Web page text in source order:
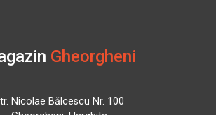
Gheorgheni
Nicolae Bălcescu Nr. 100